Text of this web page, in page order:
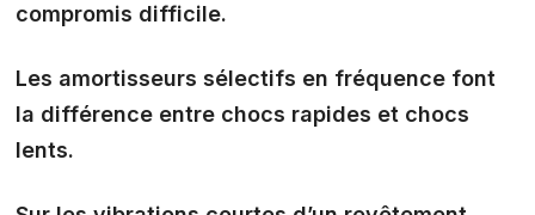
compromis difficile.
Les amortisseurs sélectifs en fréquence font
la différence entre chocs rapides et chocs
lents.